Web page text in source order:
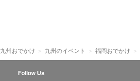
九州おでかけ 九州のイベント 福岡おでかけ
Follow Us